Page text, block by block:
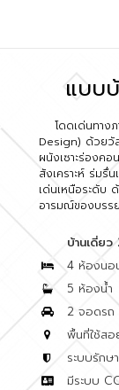
แบบ
โดดเด่นทาง
Design) ด้วยวั
ผนังเซาะร่องค
สังเคราะห์ ร่มรื่
เด่นเหนือระดับ
อารมณ์ของบรร
บ้านเดี่ย
4 ห้องนอ
5 ห้องน้ำ
2 จอดรถ
พื้นที่ใช้สอ
ระบบรัก
มีระบบ